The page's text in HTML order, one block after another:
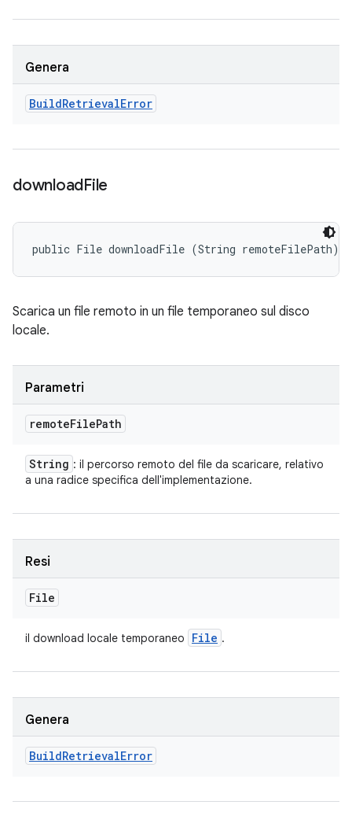
Genera
BuildRetrievalError
downloadFile
public File downloadFile (String remoteFilePath)
Scarica un file remoto in un file temporaneo sul disco
locale.
Parametri
remoteFilePath
String : il percorso remoto del file da scaricare, relativo
a una radice specifica dell'implementazione.
Resi
File
il download locale temporaneo File .
Genera
BuildRetrievalError